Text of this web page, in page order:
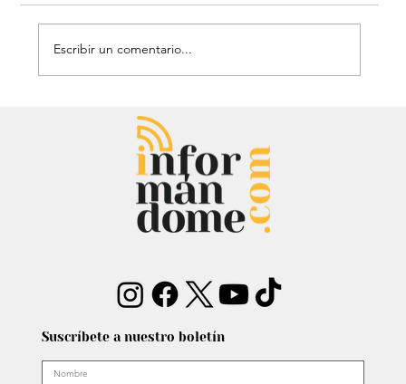
Estatua de John Lennon, que era de
Carlos Lehder, regresó al Quindío y
reabrió debate sobre memoria y
narcotráfico
Escribir un comentario...
Suscríbete a nuestro boletín